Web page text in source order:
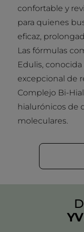
confortable y
para quienes
eficaz,
Las fórmulas
Edulis,
excepcional de
Complejo Bi-
hialurónicos de
moleculares.